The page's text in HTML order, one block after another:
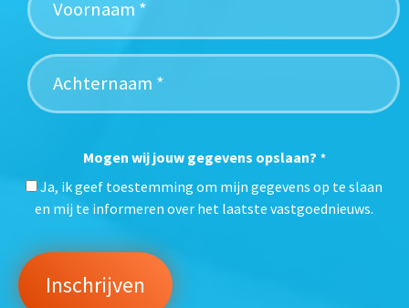
Mogen wij jouw gegevens opslaan? *
Ja, ik geef toestemming om mijn gegevens op te slaan
en mij te informeren over het laatste vastgoednieuws.